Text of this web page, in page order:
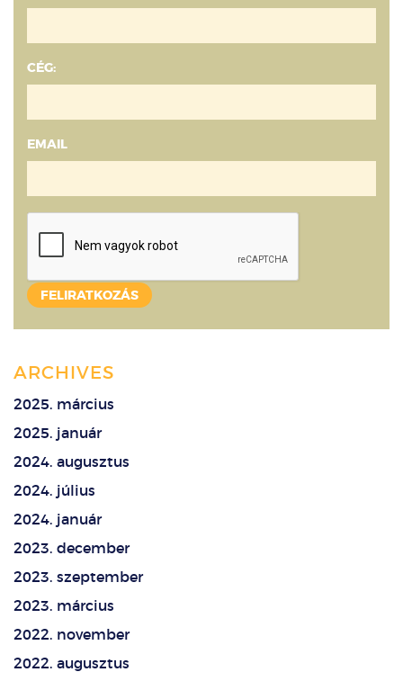
CÉG:
EMAIL
ARCHIVES
2025. március
2025. január
2024. augusztus
2024. július
2024. január
2023. december
2023. szeptember
2023. március
2022. november
2022. augusztus